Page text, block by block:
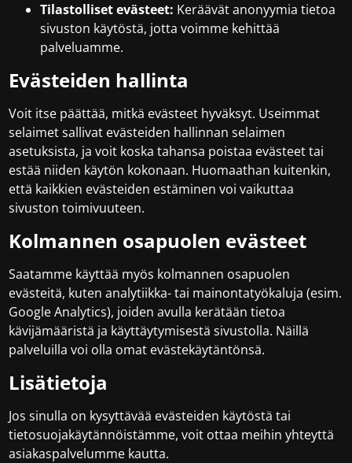
Tilastolliset evästeet: Keräävät anonyymia tietoa
sivuston käytöstä, jotta voimme kehittää
palveluamme.
Evästeiden hallinta
Voit itse päättää, mitkä evästeet hyväksyt. Useimmat
selaimet sallivat evästeiden hallinnan selaimen
asetuksista, ja voit koska tahansa poistaa evästeet tai
estää niiden käytön kokonaan. Huomaathan kuitenkin,
että kaikkien evästeiden estäminen voi vaikuttaa
sivuston toimivuuteen.
Kolmannen osapuolen evästeet
Saatamme käyttää myös kolmannen osapuolen
evästeitä, kuten analytiikka- tai mainontatyökaluja (esim.
Google Analytics), joiden avulla kerätään tietoa
kävijämääristä ja käyttäytymisestä sivustolla. Näillä
palveluilla voi olla omat evästekäytäntönsä.
Lisätietoja
Jos sinulla on kysyttävää evästeiden käytöstä tai
tietosuojakäytännöistämme, voit ottaa meihin yhteyttä
asiakaspalvelumme kautta.